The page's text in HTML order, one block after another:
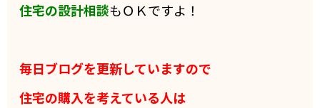
住宅の設計相談もＯＫですよ！
毎日ブログを更新していますので
住宅の購入を考えている人は